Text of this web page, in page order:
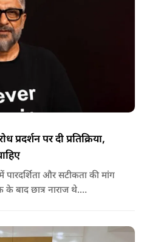
प्रदर्शन पर दी प्रतिक्रिया,
में पारदर्शिता और सटीकता की मांग
बाद छात्र नाराज थे.